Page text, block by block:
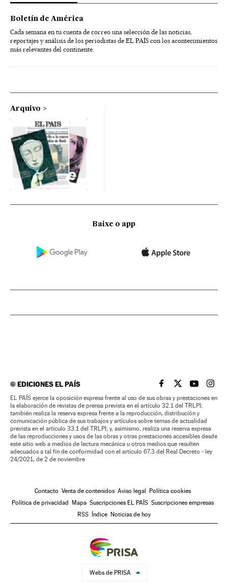
Boletín de América
Cada semana en tu cuenta de correo una selección de las noticias,
reportajes y análisis de los periodistas de EL PAÍS con los acontecimientos
más relevantes del continente.
Arquivo
Baixe o app
©EDICIONES EL PAÍS EL PAÍS BRASIL EN
EL PAÍSEL PAÍS
EL
EL PAÍS ejerce la oposición expresa frente al uso de sus obras y prestaciones en
la elaboración de revistas de prensa prevista en el artículo 32.1 del TRLPI;
también realiza la reserva expresa frente a la reproducción, distribución y
comunicación pública de sus trabajos y artículos sobre temas de actualidad
prevista en el artículo 33.1 del TRLPI; y, asimismo, realiza una reserva expresa
de las reproducciones y usos de las obras y otras prestaciones accesibles desde
este sitio web a medios de lectura mecánica u otros medios que resulten
adecuados a tal fin de conformidad con el artículo 67.3 del Real Decreto - ley
24/2021, de 2 de noviembre
Contacto Venta de contenidos Aviso legal
Política cookies
Política de privacidad
Mapa Suscripciones EL PAÍS Suscripciones empresas
RSS
Índice Noticias de hoy
Webs de PRISA